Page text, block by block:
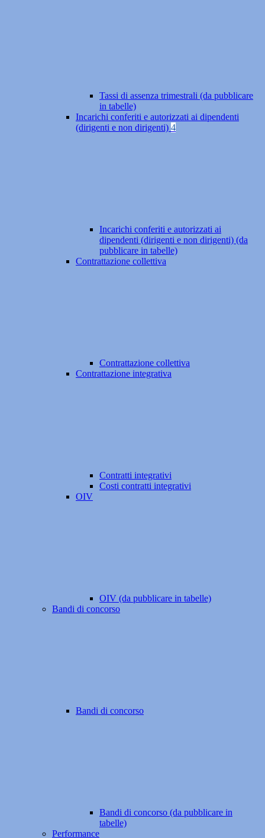
Tassi di assenza trimestrali (da pubblicare
in tabelle)
Incarichi conferiti e autorizzati ai dipendenti
(dirigenti e non dirigenti) 4
Incarichi conferiti e autorizzati ai
dipendenti (dirigenti e non dirigenti) (da
pubblicare in tabelle)
Contrattazione collettiva
Contrattazione collettiva
Contrattazione integrativa
Contratti integrativi
Costi contratti integrativi
OIV
OIV (da pubblicare in tabelle)
Bandi di concorso
Bandi di concorso
Bandi di concorso (da pubblicare in
tabelle)
Performance